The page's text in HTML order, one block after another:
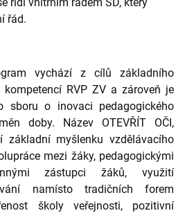
řád.
vychází z cílů základního
RVP ZV a zároveň je
sboru o inovaci pedagogického
doby. Název OTEVŘÍT OČI,
základní myšlenku vzdělávacího
mezi žáky, pedagogickými
zástupci žáků, využití
namísto tradičních forem
školy veřejnosti, pozitivní